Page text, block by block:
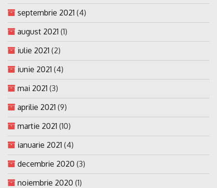
septembrie 2021 (4)
august 2021 (1)
iulie 2021 (2)
iunie 2021 (4)
mai 2021 (3)
aprilie 2021 (9)
martie 2021 (10)
ianuarie 2021 (4)
decembrie 2020 (3)
noiembrie 2020 (1)